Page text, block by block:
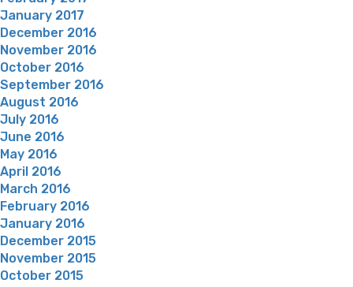
January 2017
December 2016
November 2016
October 2016
September 2016
August 2016
July 2016
June 2016
May 2016
April 2016
March 2016
February 2016
January 2016
December 2015
November 2015
October 2015